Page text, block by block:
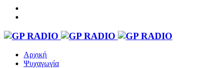
Αρχική
Ψυχαγωγία